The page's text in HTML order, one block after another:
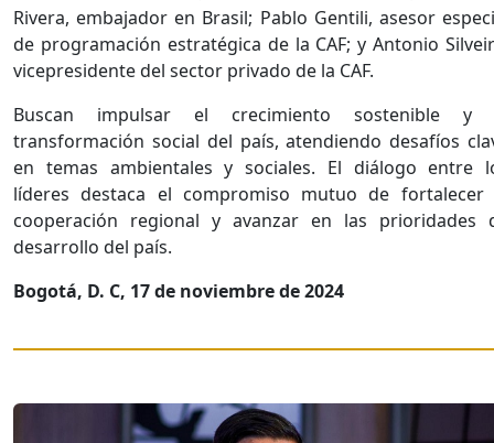
Rivera, embajador en Brasil; Pablo Gentili, asesor
de programación estratégica de la CAF; y Antonio
vicepresidente del sector privado de la CAF.
Buscan impulsar el crecimiento sostenible y
transformación social del país, atendiendo desafíos
en temas ambientales y sociales. El diálogo entre
líderes destaca el compromiso mutuo de fortalecer
cooperación regional y avanzar en las prioridades
desarrollo del país.
Bogotá, D. C, 17 de noviembre de 2024